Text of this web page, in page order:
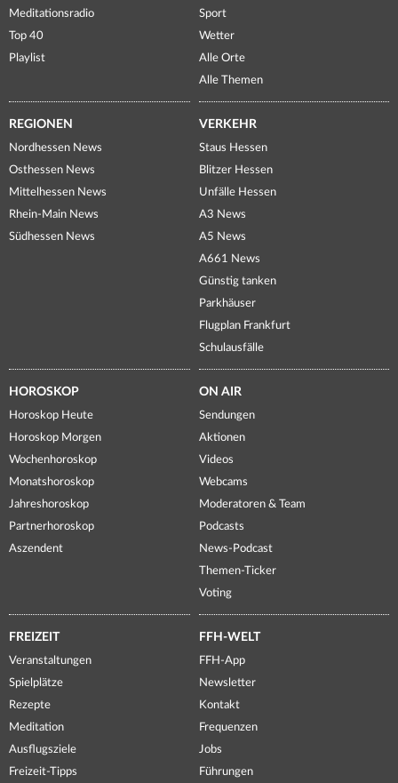
Meditationsradio
Top 40
Playlist
Sport
Wetter
Alle Orte
Alle Themen
REGIONEN
Nordhessen News
Osthessen News
Mittelhessen News
Rhein-Main News
Südhessen News
VERKEHR
Staus Hessen
Blitzer Hessen
Unfälle Hessen
A3 News
A5 News
A661 News
Günstig tanken
Parkhäuser
Flugplan Frankfurt
Schulausfälle
HOROSKOP
Horoskop Heute
Horoskop Morgen
Wochenhoroskop
Monatshoroskop
Jahreshoroskop
Partnerhoroskop
Aszendent
ON AIR
Sendungen
Aktionen
Videos
Webcams
Moderatoren & Team
Podcasts
News-Podcast
Themen-Ticker
Voting
FREIZEIT
Veranstaltungen
Spielplätze
Rezepte
Meditation
Ausflugsziele
Freizeit-Tipps
FFH-WELT
FFH-App
Newsletter
Kontakt
Frequenzen
Jobs
Führungen